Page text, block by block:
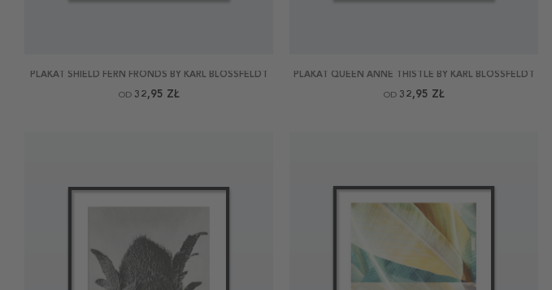
PLAKAT SHIELD FERN FRONDS BY KARL BLOSSFELDT
OD 32,95 ZŁ
PLAKAT QUEEN ANNE THISTLE BY KARL BLOSSFELDT
OD 32,95 ZŁ